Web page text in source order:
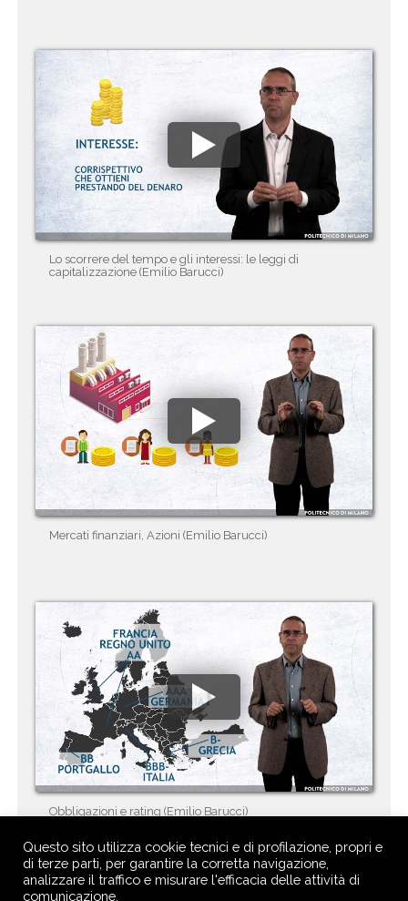
Lo scorrere del tempo e gli interessi: le leggi di
capitalizzazione (Emilio Barucci)
Mercati finanziari, Azioni (Emilio Barucci)
Obbligazioni e rating (Emilio Barucci)
Questo sito utilizza cookie tecnici e di profilazione, propri e
di terze parti, per garantire la corretta navigazione,
analizzare il traffico e misurare l'efficacia delle attività di
comunicazione.